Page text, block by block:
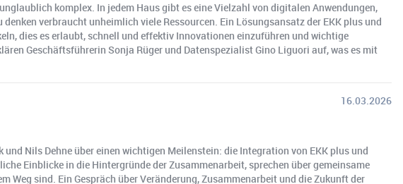
komplex. In jedem Haus gibt es eine Vielzahl von digitalen Anwendungen,
verbraucht unheimlich viele Ressourcen. Ein Lösungsansatz der EKK plus und
dies es erlaubt, schnell und effektiv Innovationen einzuführen und wichtige
Geschäftsführerin Sonja Rüger und Datenspezialist Gino Liguori auf, was es mit
16.03.2026
Nils Dehne über einen wichtigen Meilenstein: die Integration von EKK plus und
Einblicke in die Hintergründe der Zusammenarbeit, sprechen über gemeinsame
sind. Ein Gespräch über Veränderung, Zusammenarbeit und die Zukunft der